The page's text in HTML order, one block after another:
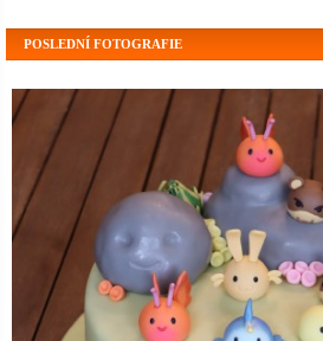
POSLEDNÍ FOTOGRAFIE